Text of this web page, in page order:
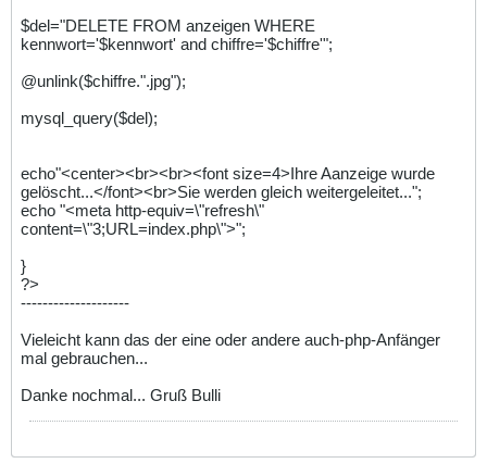
$del="DELETE FROM anzeigen WHERE
kennwort='$kennwort' and chiffre='$chiffre'";
@unlink($chiffre.".jpg");
mysql_query($del);
echo"<center><br><br><font size=4>Ihre Aanzeige wurde
gelöscht...</font><br>Sie werden gleich weitergeleitet...";
echo "<meta http-equiv=\"refresh\"
content=\"3;URL=index.php\">";
}
?>
--------------------
Vieleicht kann das der eine oder andere auch-php-Anfänger
mal gebrauchen...
Danke nochmal... Gruß Bulli